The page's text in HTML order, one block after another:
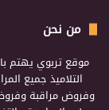
من نحن
موقع تربوي يهتم
التلاميذ جميع
وفروض مراقبة وفروض